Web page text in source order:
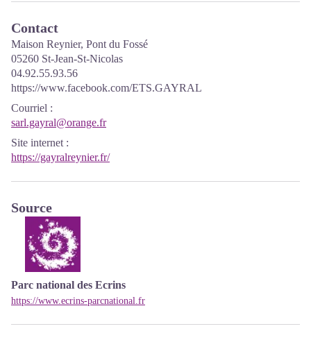
Contact
Maison Reynier, Pont du Fossé
05260 St-Jean-St-Nicolas
04.92.55.93.56
https://www.facebook.com/ETS.GAYRAL
Courriel :
sarl.gayral@orange.fr
Site internet :
https://gayralreynier.fr/
Source
Parc national des Ecrins
https://www.ecrins-parcnational.fr